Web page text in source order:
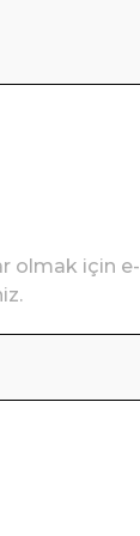
olmak için e-